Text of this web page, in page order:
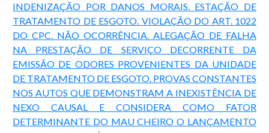
INDENIZAÇÃO POR DANOS MORAIS. ESTAÇÃO DE
TRATAMENTO DE ESGOTO. VIOLAÇÃO DO ART. 1022
DO CPC. NÃO OCORRÊNCIA. ALEGAÇÃO DE FALHA
NA PRESTAÇÃO DE SERVIÇO DECORRENTE DA
EMISSÃO DE ODORES PROVENIENTES DA UNIDADE
DE TRATAMENTO DE ESGOTO. PROVAS CONSTANTES
NOS AUTOS QUE DEMONSTRAM A INEXISTÊNCIA DE
NEXO CAUSAL E CONSIDERA COMO FATOR
DETERMINANTE DO MAU CHEIRO O LANÇAMENTO